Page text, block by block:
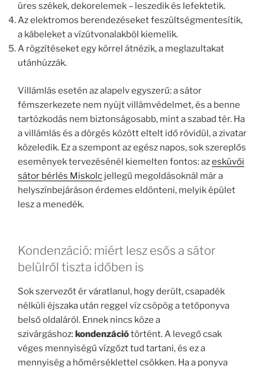
üres székek, dekorelemek – leszedik és lefektetik.
Az elektromos berendezéseket feszültségmentesítik,
a kábeleket a vízútvonalakból kiemelik.
A rögzítéseket egy körrel átnézik, a meglazultakat
utánhúzzák.
Villámlás esetén az alapelv egyszerű: a sátor
fémszerkezete nem nyújt villámvédelmet, és a benne
tartózkodás nem biztonságosabb, mint a szabad tér. Ha
a villámlás és a dörgés között eltelt idő rövidül, a zivatar
közeledik. Ez a szempont az egész napos, sok szereplős
események tervezésénél kiemelten fontos: azesküvői
sátor bérlés Miskolc jellegű megoldásoknál már a
helyszínbejáráson érdemes eldönteni, melyik épület
lesz a menedék.
Kondenzáció: miért lesz esős a sátor
belülről tiszta időben is
Sok szervezőt ér váratlanul, hogy derült, csapadék
nélküli éjszaka után reggel víz csöpög a tetőponyva
belső oldaláról. Ennek nincs köze a
szivárgáshoz:kondenzációtörtént. A levegő csak
véges mennyiségű vízgőzt tud tartani, és ez a
mennyiség a hőmérséklettel csökken. Ha a ponyva